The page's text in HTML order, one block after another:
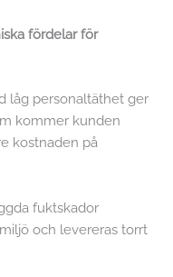
fördelar för
låg personaltäthet ger
kommer kunden
kostnaden på
fuktskador
och levereras torrt